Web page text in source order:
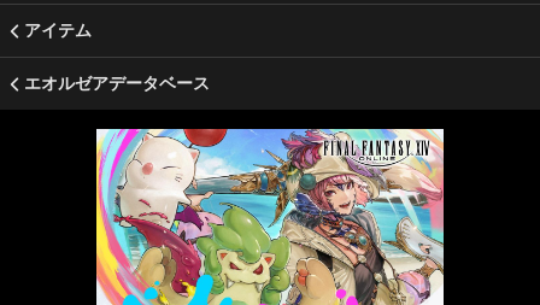
アイテム
エオルゼアデータベース